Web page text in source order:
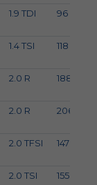
1.9 TDI 96
1.4 TSI 118
2.0 R 188
2.0 R 206
2.0 TFSI 147
2.0 TSI 155